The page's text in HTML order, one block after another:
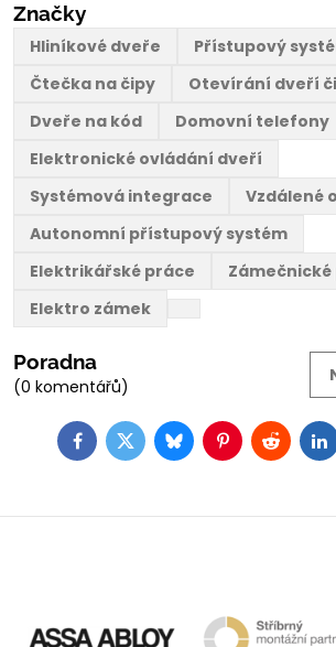
Značky
Hliníkové dveře
Přístupový
Čtečka na čipy
Otevírání dveří
Dveře na kód
Domovní telefony
Elektronické ovládání dveří
Systémová integrace
Vzdálené
Autonomní přístupový systém
Elektrikářské práce
Elektro zámek
Poradna
(0 komentářů)
FacebookTwitterBlueskyPinterestReddit